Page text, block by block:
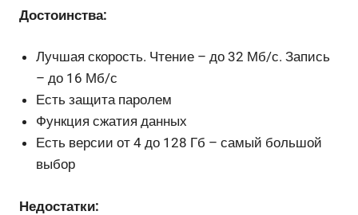
Достоинства:
Лучшая скорость. Чтение – до 32 Мб/с. Запись
– до 16 Мб/с
Есть защита паролем
Функция сжатия данных
Есть версии от 4 до 128 Гб – самый большой
выбор
Недостатки: